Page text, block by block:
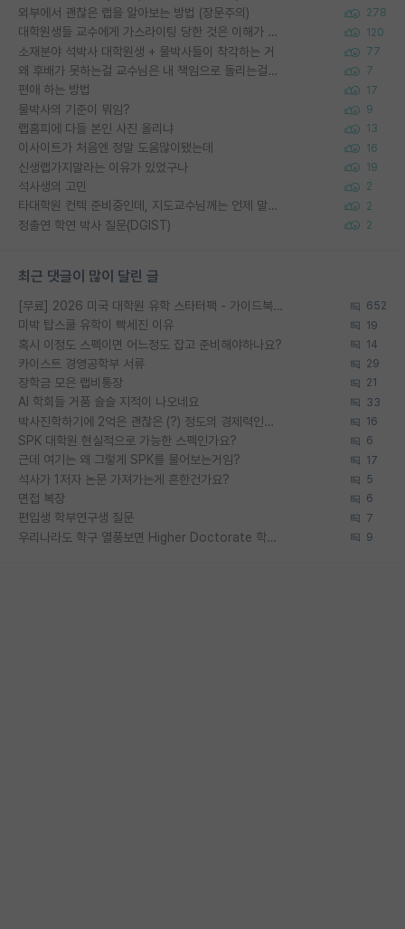
외부에서 괜찮은 랩을 알아보는 방법 (장문주의) 278
대학원생들 교수에게 가스라이팅 당한 것은 이해가 갑니다. 안타깝네요. 120
소재분야 석박사 대학원생 + 물박사들이 착각하는 거 77
왜 후배가 못하는걸 교수님은 내 책임으로 돌리는걸까요? 7
편애 하는 방법 17
물박사의 기준이 뭐임? 9
랩홈피에 다들 본인 사진 올리냐 13
이사이트가 처음엔 정말 도움많이됐는데 16
신생랩가지말라는 이유가 있었구나 19
석사생의 고민 2
타대학원 컨텍 준비중인데, 지도교수님께는 언제 말씀드려야 할까요? 2
정출연 학연 박사 질문(DGIST) 2
최근 댓글이 많이 달린 글
[무료] 2026 미국 대학원 유학 스타터팩 - 가이드북 & 합격자 컨택메일 템플릿 652
미박 탑스쿨 유학이 빡세진 이유 19
혹시 이정도 스펙이면 어느정도 잡고 준비해야하나요? 14
카이스트 경영공학부 서류 29
장학금 모은 랩비통장 21
AI 학회들 거품 슬슬 지적이 나오네요 33
박사진학하기에 2억은 괜찮은 (?) 정도의 경제력인가요 16
SPK 대학원 현실적으로 가능한 스펙인가요? 6
근데 여기는 왜 그렇게 SPK를 물어보는거임? 17
석사가 1저자 논문 가져가는게 흔한건가요? 5
면접 복장 6
편입생 학부연구생 질문 7
우리나라도 학구 열풍보면 Higher Doctorate 학위가 필요하다고 봅니다. 9